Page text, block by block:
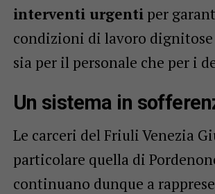
interventi urgenti per
condizioni di lavoro dignitose
sia per il personale che per i
Un sistema in
Le carceri del Friuli Venezia
particolare quella di
continuano dunque a